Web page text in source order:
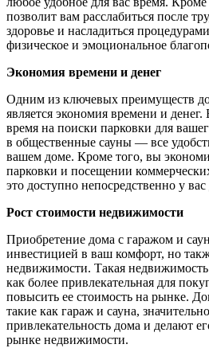
позволит вам расслабиться после
здоровье и насладиться
физическое и эмоциональное
Экономия времени и денег
Одним из ключевых преимуществ
является экономия времени и
время на поиски парковки для
в общественные сауны — все
вашем доме. Кроме того, вы
парковки и посещении
это доступно непосредственно у
Рост стоимости недвижимости
Приобретение дома с гаражом и
инвестицией в ваш комфорт, но
недвижимости. Такая
как более привлекательная для
повысить ее стоимость на рынке.
такие как гараж и сауна,
привлекательность дома и делают
рынке недвижимости.